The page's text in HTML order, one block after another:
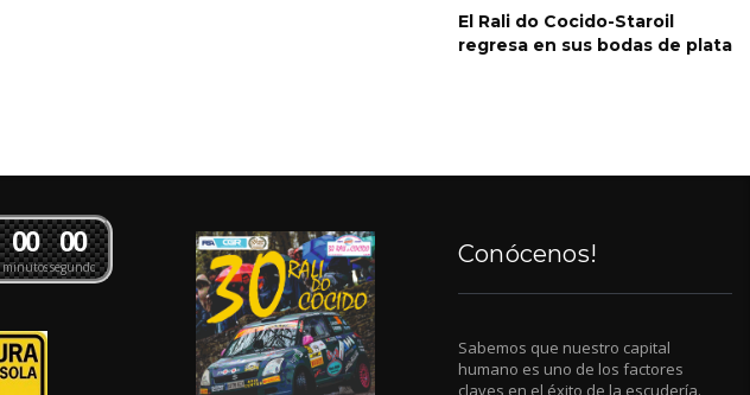
El Rali do Cocido-Staroil
regresa en sus bodas de plata
minutos
00
segundos
00 Conócenos!
Sabemos que nuestro capital
humano es uno de los factores
claves en el éxito de la escudería.